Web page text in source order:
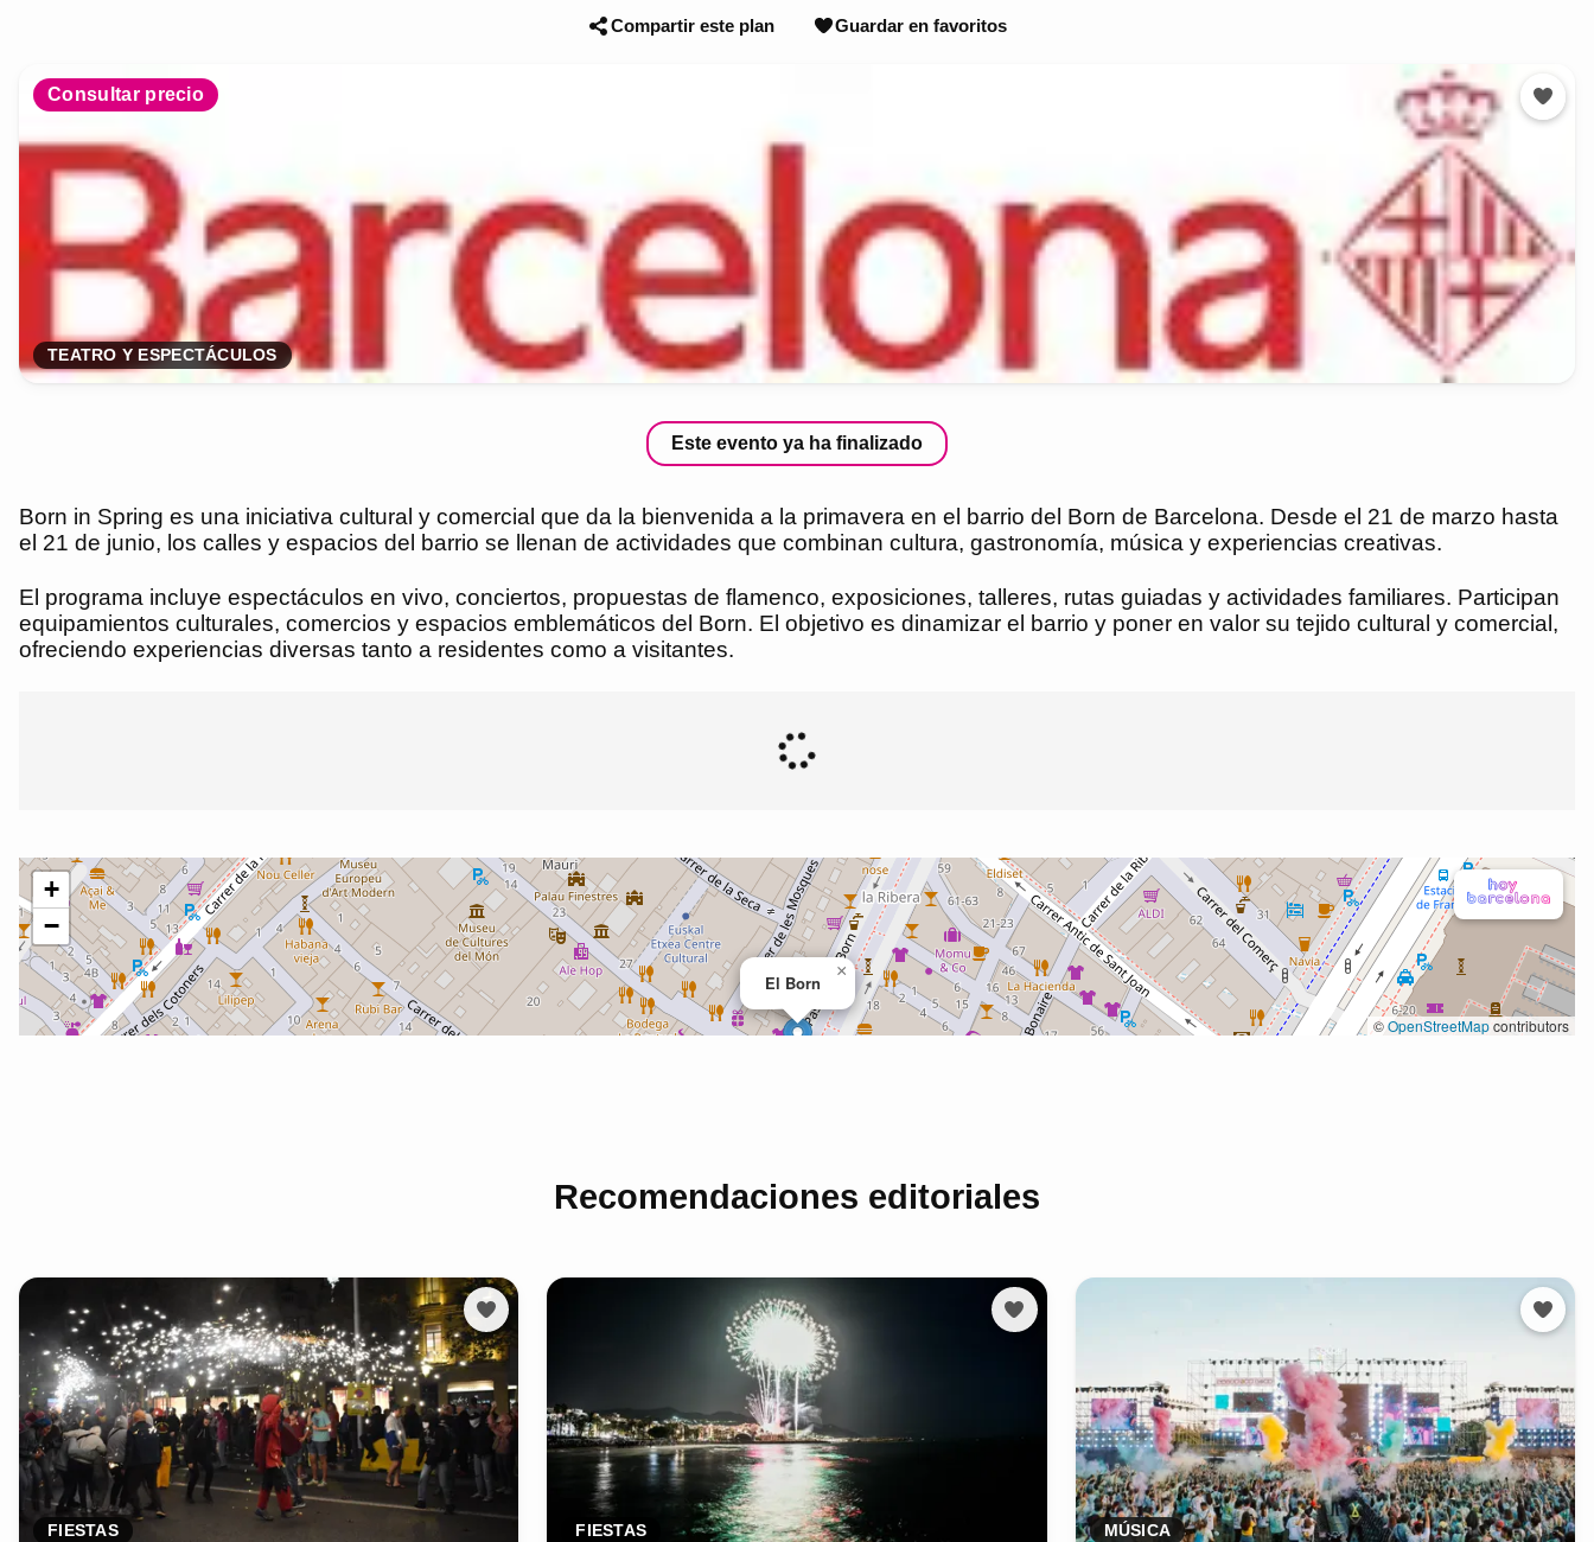
Compartir este plan Guardar en favoritos
Consultar precio
TEATRO Y ESPECTÁCULOS
Este evento ya ha finalizado
Born in Spring es una iniciativa cultural y comercial que da la bienvenida a la primavera en el barrio del Born de Barcelona. Desde el 21 de marzo hasta
el 21 de junio, los calles y espacios del barrio se llenan de actividades que combinan cultura, gastronomía, música y experiencias creativas.
El programa incluye espectáculos en vivo, conciertos, propuestas de flamenco, exposiciones, talleres, rutas guiadas y actividades familiares. Participan
equipamientos culturales, comercios y espacios emblemáticos del Born. El objetivo es dinamizar el barrio y poner en valor su tejido cultural y comercial,
ofreciendo experiencias diversas tanto a residentes como a visitantes.
Recomendaciones editoriales
FIESTAS FIESTAS MÚSICA